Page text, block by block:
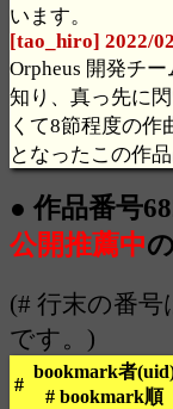
います。
[tao_hiro] 2022/
Orpheus 開発チ
知り、真っ先に
くて8節程度の
となったこの作
● 作品番号
公開推薦中
(# 行末の番
です。)
#
bookmark者
# bookmark順